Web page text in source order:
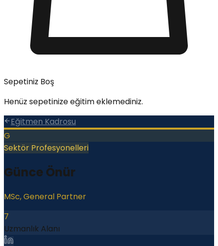
Sepetiniz Boş
Henüz sepetinize eğitim eklemediniz.
Eğitmen Kadrosu
G
Sektör Profesyonelleri
Günce Önür
MSc, General Partner
7
Uzmanlık Alanı